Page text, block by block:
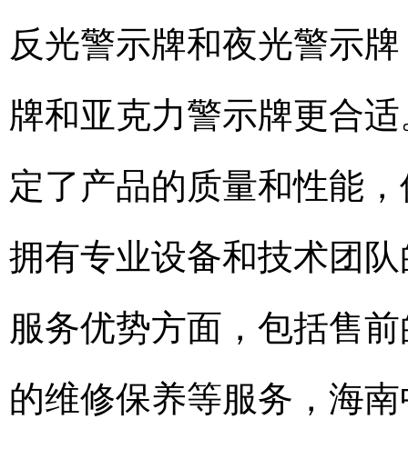
反光警示牌和夜光警示
牌和亚克力警示牌更合
定了产品的质量和性能
拥有专业设备和技术团
服务优势方面，包括售
的维修保养等服务，海